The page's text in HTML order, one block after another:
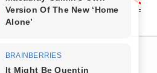
Saúde Entretenimento